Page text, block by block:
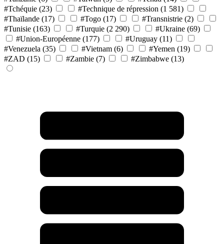
#Tchéquie (23) #Technique de répression (1 581)
#Thaïlande (17) #Togo (17) #Transnistrie (2)
#Tunisie (163) #Turquie (2 290) #Ukraine (69)
#Union-Européenne (177) #Uruguay (11)
#Venezuela (35) #Vietnam (6) #Yemen (19)
#ZAD (15) #Zambie (7) #Zimbabwe (13)